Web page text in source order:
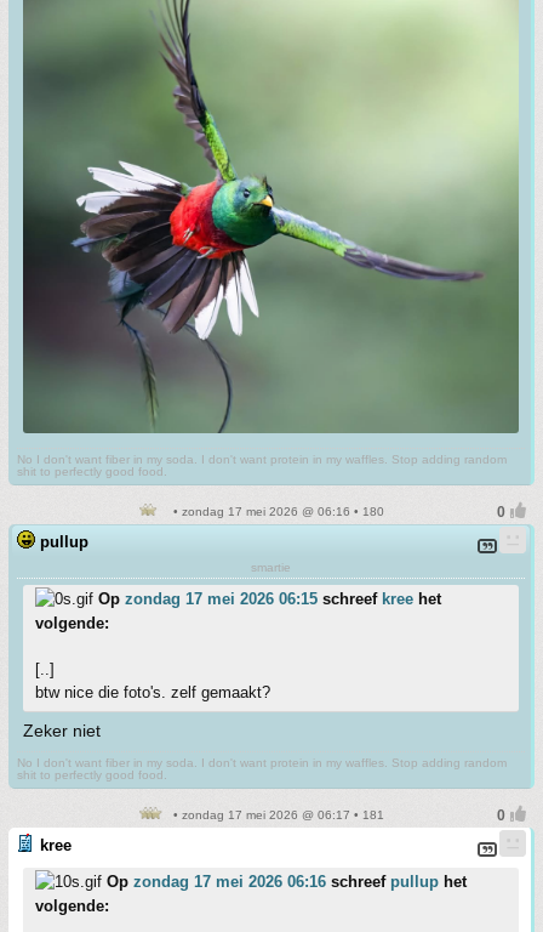
No I don't want fiber in my soda. I don't want protein in my waffles. Stop adding random
shit to perfectly good food.
• zondag 17 mei 2026 @ 06:16 • 180
pullup
smartie
Op zondag 17 mei 2026 06:15 schreef kree het
volgende:
[..]
btw nice die foto's. zelf gemaakt?
Zeker niet
No I don't want fiber in my soda. I don't want protein in my waffles. Stop adding random
shit to perfectly good food.
• zondag 17 mei 2026 @ 06:17 • 181
kree
Op zondag 17 mei 2026 06:16 schreef pullup het
volgende: